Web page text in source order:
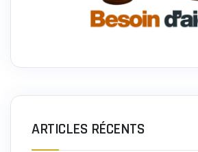
ARTICLES RÉCENTS